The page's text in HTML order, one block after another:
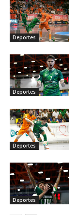
Deportes
Deportes
Deportes
Deportes